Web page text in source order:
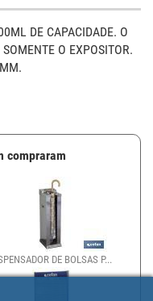
DE CAPACIDADE. O
O EXPOSITOR.
compraram
DE BOLSAS P...